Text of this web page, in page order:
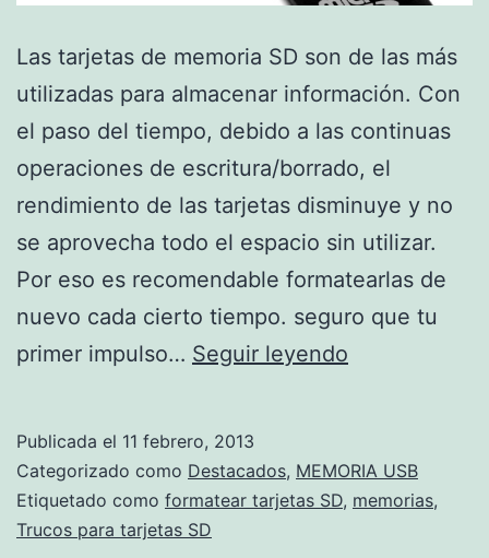
Las tarjetas de memoria SD son de las más
utilizadas para almacenar información. Con
el paso del tiempo, debido a las continuas
operaciones de escritura/borrado, el
rendimiento de las tarjetas disminuye y no
se aprovecha todo el espacio sin utilizar.
Por eso es recomendable formatearlas de
nuevo cada cierto tiempo. seguro que tu
primer impulso… Seguir leyendo
tarjetas
SD
Publicada el 11 febrero, 2013
Categorizado como Destacados, MEMORIA USB
Etiquetado como formatear tarjetas SD, memorias,
Trucos para tarjetas SD